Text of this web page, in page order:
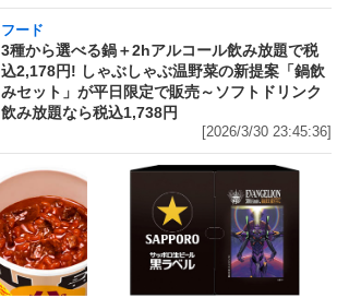
フード
3種から選べる鍋＋2hアルコール飲み放題で税
込2,178円! しゃぶしゃぶ温野菜の新提案「鍋飲
みセット」が平日限定で販売～ソフトドリンク
飲み放題なら税込1,738円
[2026/3/30 23:45:36]